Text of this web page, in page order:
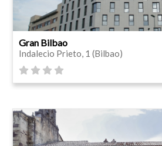
Gran Bilbao
Indalecio Prieto, 1 (Bilbao)